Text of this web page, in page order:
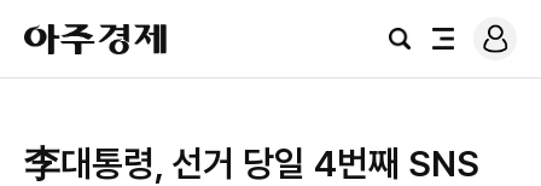
아
주
경
검
전
로
그
李대통령, 선거 당일 4번째 SNS